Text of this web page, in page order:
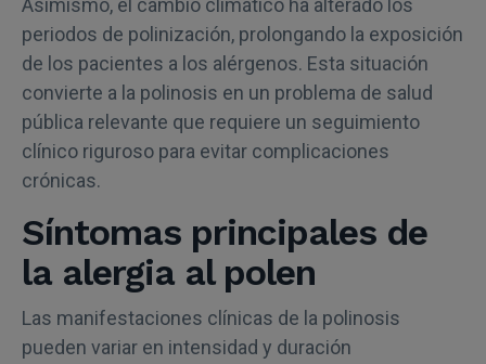
periodos de polinización, prolongando la exposición
de los pacientes a los alérgenos. Esta situación
convierte a la polinosis en un problema de salud
pública relevante que requiere un seguimiento
clínico riguroso para evitar complicaciones
crónicas.
Síntomas principales de
la alergia al polen
Las manifestaciones clínicas de la polinosis
pueden variar en intensidad y duración